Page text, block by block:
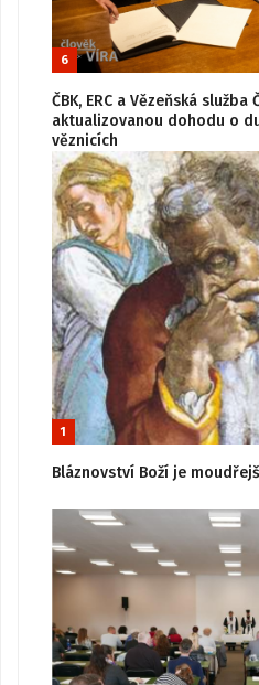
6
ČBK, ERC a Vězeňská služba
aktualizovanou dohodu o
věznicích
1
Bláznovství Boží je